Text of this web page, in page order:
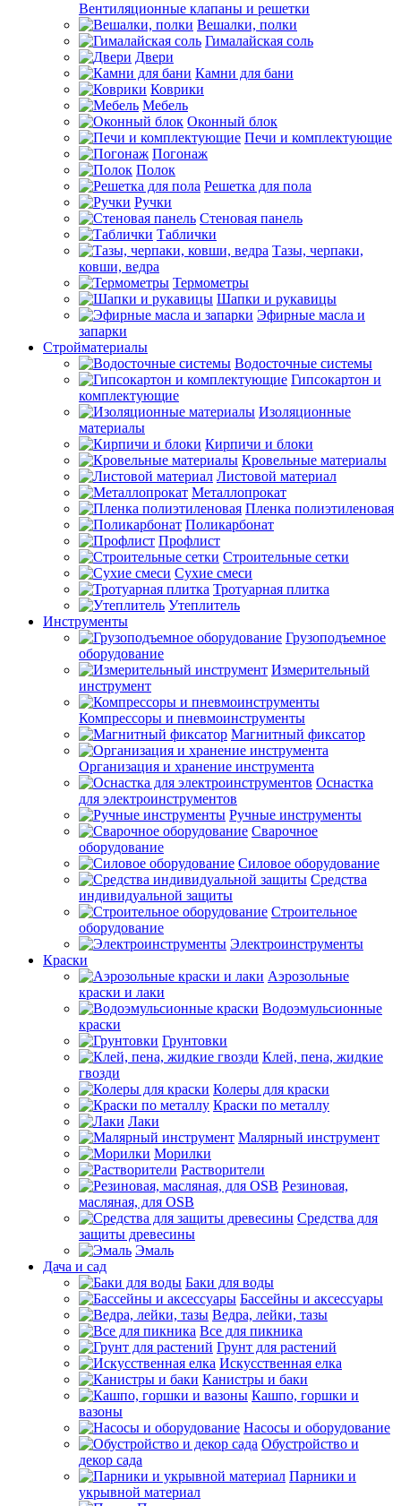
Вентиляционные клапаны и решетки
Вешалки, полки
Гималайская соль
Двери
Камни для бани
Коврики
Мебель
Оконный блок
Печи и комплектующие
Погонаж
Полок
Решетка для пола
Ручки
Стеновая панель
Таблички
Тазы, черпаки,
ковши, ведра
Термометры
Шапки и рукавицы
Эфирные масла и
запарки
Стройматериалы
Водосточные системы
Гипсокартон и
комплектующие
Изоляционные
материалы
Кирпичи и блоки
Кровельные материалы
Листовой материал
Металлопрокат
Пленка полиэтиленовая
Поликарбонат
Профлист
Строительные сетки
Сухие смеси
Тротуарная плитка
Утеплитель
Инструменты
Грузоподъемное
оборудование
Измерительный
инструмент
Компрессоры и пневмоинструменты
Магнитный фиксатор
Организация и хранение инструмента
Оснастка
для электроинструментов
Ручные инструменты
Сварочное
оборудование
Силовое оборудование
Средства
индивидуальной защиты
Строительное
оборудование
Электроинструменты
Краски
Аэрозольные
краски и лаки
Водоэмульсионные
краски
Грунтовки
Клей, пена, жидкие
гвозди
Колеры для краски
Краски по металлу
Лаки
Малярный инструмент
Морилки
Растворители
Резиновая,
масляная, для OSB
Средства для
защиты древесины
Эмаль
Дача и сад
Баки для воды
Бассейны и аксессуары
Ведра, лейки, тазы
Все для пикника
Грунт для растений
Искусственная елка
Канистры и баки
Кашпо, горшки и
вазоны
Насосы и оборудование
Обустройство и
декор сада
Парники и
укрывной материал